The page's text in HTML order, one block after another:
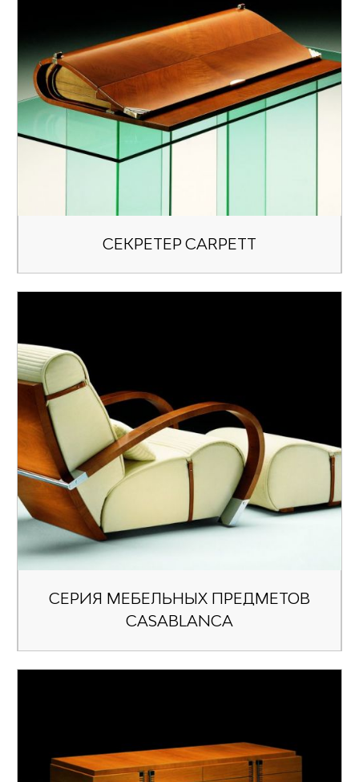
СЕКРЕТЕР CARPETT
СЕРИЯ МЕБЕЛЬНЫХ ПРЕДМЕТОВ
CASABLANCA